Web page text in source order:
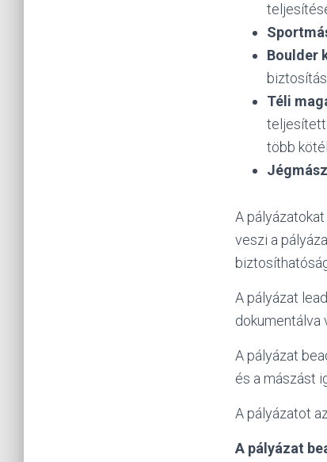
Boulder
biztosítás
Téli
teljesített
több
A
veszi a
A pályázat
dokumentálva
A pályázat
és a mászást
A pályázatot az
A pályázat